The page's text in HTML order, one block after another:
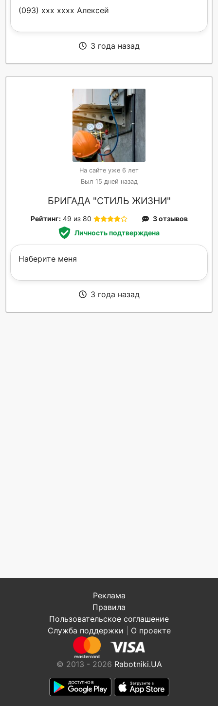
(093) xxx xxxx Алексей
3 года назад
На сайте уже 6 лет
Был 15 дней назад
БРИГАДА "СТИЛЬ ЖИЗНИ"
Рейтинг: 49 из 80
3 отзывов
Личность подтверждена
Наберите меня
3 года назад
Реклама
Правила
Пользовательское соглашение
Служба поддержки
О проекте
© 2013 - 2026 Rabotniki.UA